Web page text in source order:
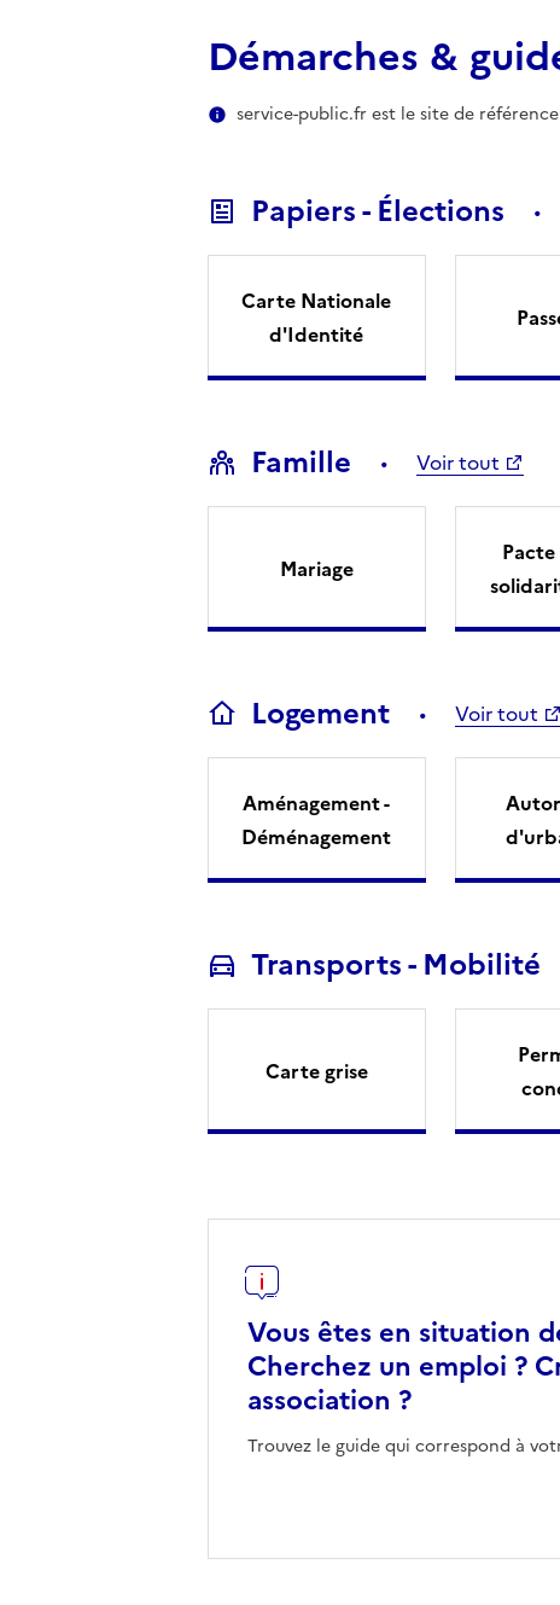
Démarches &
service-public.fr est le site de
Papiers - Élections
Carte Nationale
d'Identité
Famille Voir tout
Mariage
Logement Voir tout
Aménagement -
Déménagement
Transports - Mobilité
Carte grise
Vous êtes en situation
Cherchez un emploi ?
association ?
Trouvez le guide qui correspond à